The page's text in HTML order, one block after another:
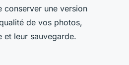
conserver une version
de vos photos,
et leur sauvegarde.